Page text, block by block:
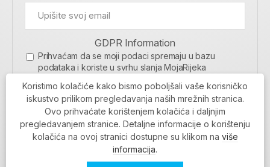
GDPR Information
Prihvaćam da se moji podaci spremaju u bazu
podataka i koriste u svrhu slanja MojaRijeka
MOJARIJEKA NEWSLETTER
PRIJAVI SE
Koristimo kolačiće kako bismo poboljšali vaše korisničko
iskustvo prilikom pregledavanja naših mrežnih stranica.
Ovo prihvaćate korištenjem kolačića i daljnjim
pregledavanjem stranice. Detaljne informacije o korištenju
kolačića na ovoj stranici dostupne su klikom na više
informacija.